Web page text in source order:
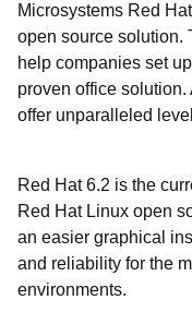
Microsystems Red
open source solution.
help companies set
proven office
offer unparalleled
Red Hat 6.2 is the
Red Hat Linux open
an easier graphical
and reliability for the
environments.